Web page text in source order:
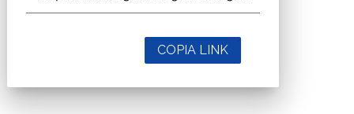
COPIA LINK